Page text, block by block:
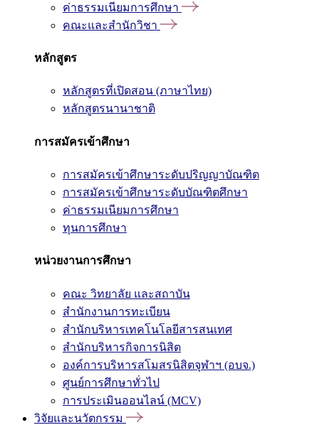
ค่าธรรมเนียมการศึกษา
คณะและสำนักวิชา
หลักสูตร
หลักสูตรที่เปิดสอน (ภาษาไทย)
หลักสูตรนานาชาติ
การสมัครเข้าศึกษา
การสมัครเข้าศึกษาระดับปริญญาบัณฑิต
การสมัครเข้าศึกษาระดับบัณฑิตศึกษา
ค่าธรรมเนียมการศึกษา
ทุนการศึกษา
หน่วยงานการศึกษา
คณะ วิทยาลัย และสถาบัน
สำนักงานการทะเบียน
สำนักบริหารเทคโนโลยีสารสนเทศ
สำนักบริหารกิจการนิสิต
องค์การบริหารสโมสรนิสิตจุฬาฯ (อบจ.)
ศูนย์การศึกษาทั่วไป
การประเมินออนไลน์ (MCV)
วิจัยและนวัตกรรม